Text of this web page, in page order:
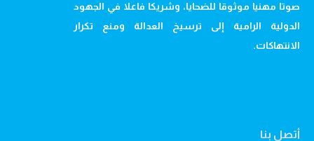
صوتا مهنيا موثوقا للضحايا، وشريكا فاعلا في الجهود
الدولية الرامية إلى ترسيخ العدالة ومنع تكرار
الانتهاكات.
أتصل بنا